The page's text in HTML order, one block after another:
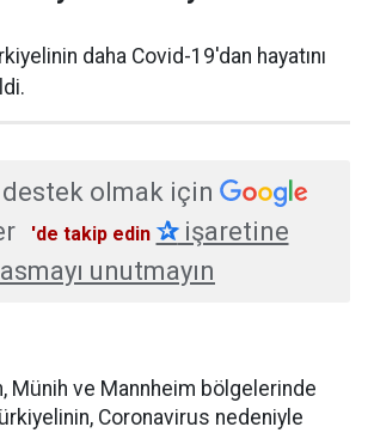
daha Covid-19'dan hayatını
olmak için
'de takip edin ✰işaretine
unutmayın
Münih ve Mannheim bölgelerinde
Coronavirus nedeniyle